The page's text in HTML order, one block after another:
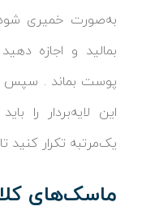
به‌صورت خمیری
بمالید و اجازه
پوست بماند . سپس
این لایه‌بردار را
یک‌مرتبه تکرار کنید
ماسک‌های